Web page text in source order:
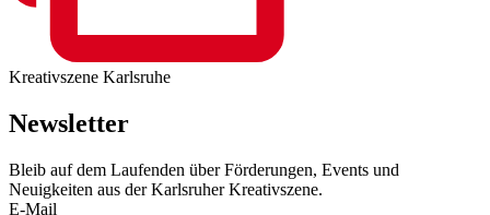
Kreativszene Karlsruhe
Newsletter
Bleib auf dem Laufenden über Förderungen, Events und
Neuigkeiten aus der Karlsruher Kreativszene.
E-Mail